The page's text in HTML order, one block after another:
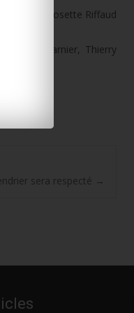
Esoli, Josette Riffaud
Marie Garnier, Thierry
sera respecté →